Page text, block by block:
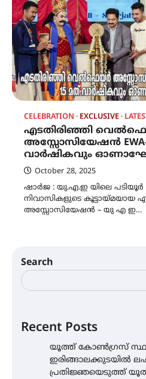
CELEBRATION EXCLUSIVE
എടതിരിഞ്ഞി
അസ്സോസിയേഷൻ EWA-
വാർഷികവും
October 28, 2025
ഷാർജ : യു.എ.ഇ യിലെ
നിവാസികളുടെ കൂട്ടായ്മയായ
അസ്സോസിയേഷൻ – യു എ ഇ…
Search
Recent Posts
യൂത്ത് കോൺഗ്രസ്‌
ഇരിങ്ങാലക്കുടയിൽ
പ്രതിജ്ഞയെടുത്ത്